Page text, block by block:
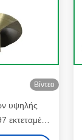
Βίντεο
υψηλής